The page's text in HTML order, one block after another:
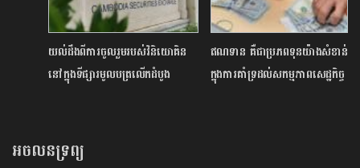
យល់ដឹងពីការចូលរួមរបស់វិនិយោគិន
នៅក្នុងទីផ្សារមូលបត្រលើកដំបូង
ឥណទាន គឺជាប្រភពទុនយ៉ាងសំខាន់
ក្នុងការគាំទ្រដល់សកម្មភាពសេដ្ឋកិច្ច
អចលនទ្រព្យ